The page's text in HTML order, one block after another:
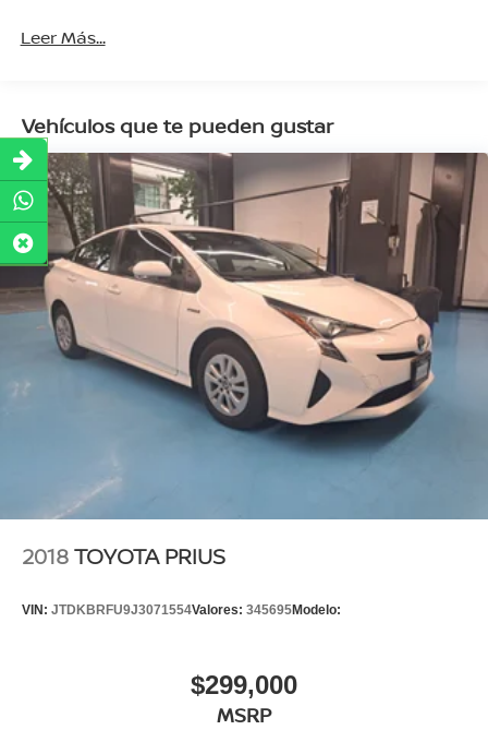
Leer Más...
Vehículos que te pueden gustar
2018TOYOTA PRIUS
VIN: JTDKBRFU9J3071554Valores: 345695Modelo:
$299,000
MSRP